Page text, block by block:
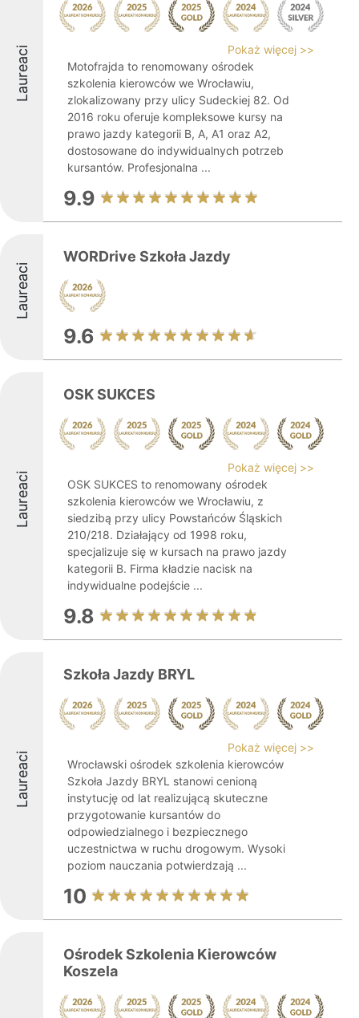
Laureaci
Pokaż więcej >>
Motofrajda to renomowany ośrodek
szkolenia kierowców we Wrocławiu,
zlokalizowany przy ulicy Sudeckiej 82. Od
2016 roku oferuje kompleksowe kursy na
prawo jazdy kategorii B, A, A1 oraz A2,
dostosowane do indywidualnych potrzeb
kursantów. Profesjonalna ...
9.9
Laureaci
WORDrive Szkoła Jazdy
9.6
Laureaci
OSK SUKCES
Pokaż więcej >>
OSK SUKCES to renomowany ośrodek
szkolenia kierowców we Wrocławiu, z
siedzibą przy ulicy Powstańców Śląskich
210/218. Działający od 1998 roku,
specjalizuje się w kursach na prawo jazdy
kategorii B. Firma kładzie nacisk na
indywidualne podejście ...
9.8
Laureaci
Szkoła Jazdy BRYL
Pokaż więcej >>
Wrocławski ośrodek szkolenia kierowców
Szkoła Jazdy BRYL stanowi cenioną
instytucję od lat realizującą skuteczne
przygotowanie kursantów do
odpowiedzialnego i bezpiecznego
uczestnictwa w ruchu drogowym. Wysoki
poziom nauczania potwierdzają ...
10
Ośrodek Szkolenia Kierowców
Koszela